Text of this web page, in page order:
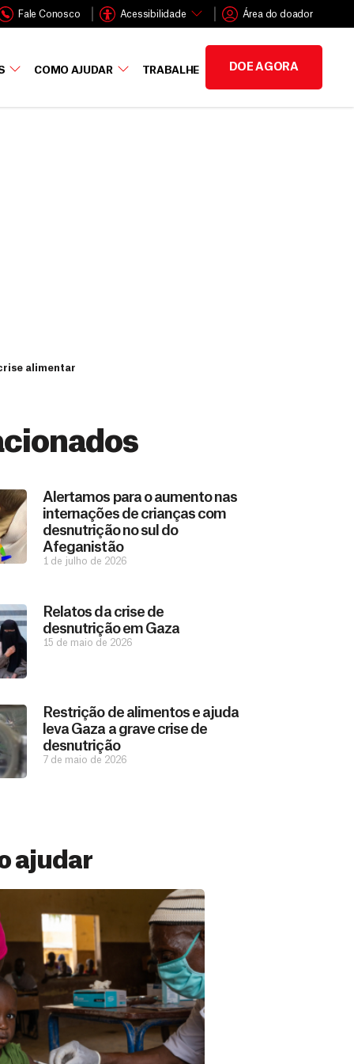
Fale Conosco Acessibilidade Área do doador
COMO AJUDAR TRABALHE DOE AGORA
alimentar
Alertamos para o aumento nas
internações de crianças com
desnutrição no sul do
Afeganistão
1 de julho de 2026
Relatos da crise de
desnutrição em Gaza
15 de maio de 2026
Restrição de alimentos e ajuda
leva Gaza a grave crise de
desnutrição
7 de maio de 2026
ajudar
constantes de pessoas como você